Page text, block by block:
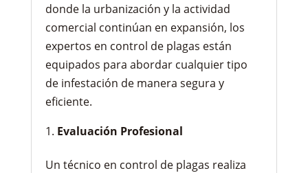
donde la urbanización y la actividad
comercial continúan en expansión, los
expertos en control de plagas están
equipados para abordar cualquier tipo
de infestación de manera segura y
eficiente.
Evaluación Profesional
Un técnico en control de plagas realiza